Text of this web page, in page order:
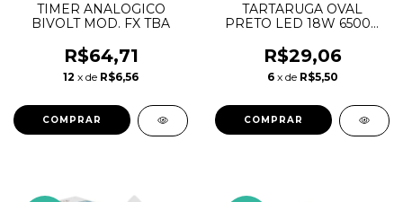
TIMER ANALOGICO
BIVOLT MOD. FX TBA
R$64,71
12 x de R$6,56
TARTARUGA OVAL
PRETO LED 18W 6500K
R$29,06
6 x de R$5,50